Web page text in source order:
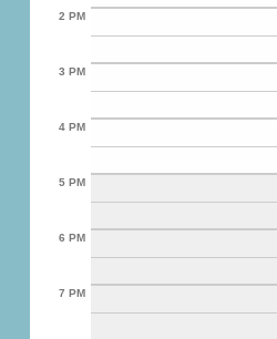
2 PM
3 PM
4 PM
5 PM
6 PM
7 PM